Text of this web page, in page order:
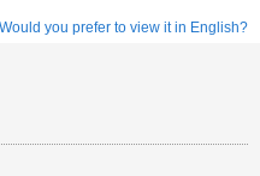
Would you prefer to view it in English?